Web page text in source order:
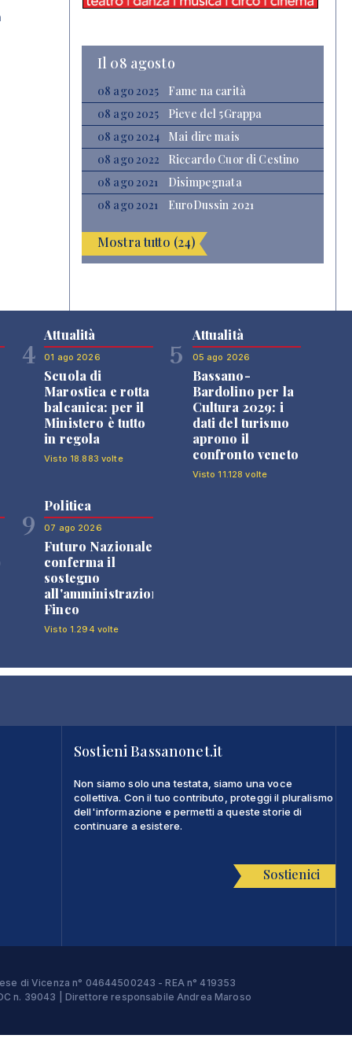
Il 08 agosto
08 ago 2025
Fame na carità
08 ago 2025
Pieve del 5Grappa
08 ago 2024
Mai dire mais
08 ago 2022
Riccardo Cuor di Cestino
08 ago 2021
Disimpegnata
08 ago 2021
EuroDussin 2021
Mostra tutto (24)
4
Attualità
01 ago 2026
Scuola di
Marostica e rotta
balcanica: per il
Ministero è tutto
in regola
Visto 18.883 volte
5
Attualità
05 ago 2026
Bassano-
Bardolino per la
Cultura 2029: i
dati del turismo
aprono il
confronto veneto
Visto 11.128 volte
9
Politica
07 ago 2026
Futuro Nazionale
conferma il
sostegno
all'amministrazione
Finco
Visto 1.294 volte
Sostieni Bassanonet.it
Non siamo solo una testata, siamo una voce
collettiva. Con il tuo contributo, proteggi il pluralismo
dell'informazione e permetti a queste storie di
continuare a esistere.
Sostienici
di Vicenza n° 04644500243 - REA n° 419353
n. 39043 | Direttore responsabile Andrea Maroso